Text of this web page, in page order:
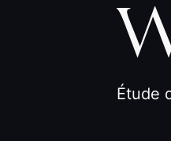
Étude